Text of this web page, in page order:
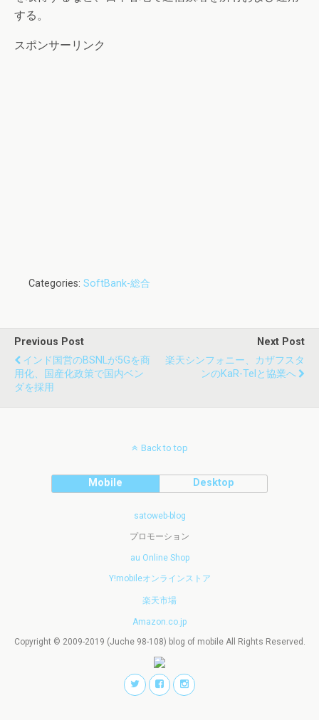
する。
スポンサーリンク
Categories: SoftBank-総合
Previous Post
インド国営のBSNLが5Gを商
用化、国産化政策で国内ベン
ダを採用
Next Post
楽天シンフォニー、カザフスタ
ンのKaR-Telと協業へ
Back to top
Mobile Desktop
satoweb-blog
プロモーション
au Online Shop
Y!mobileオンラインストア
楽天市場
Amazon.co.jp
Copyright © 2009-2019 (Juche 98-108) blog of mobile All Rights Reserved.